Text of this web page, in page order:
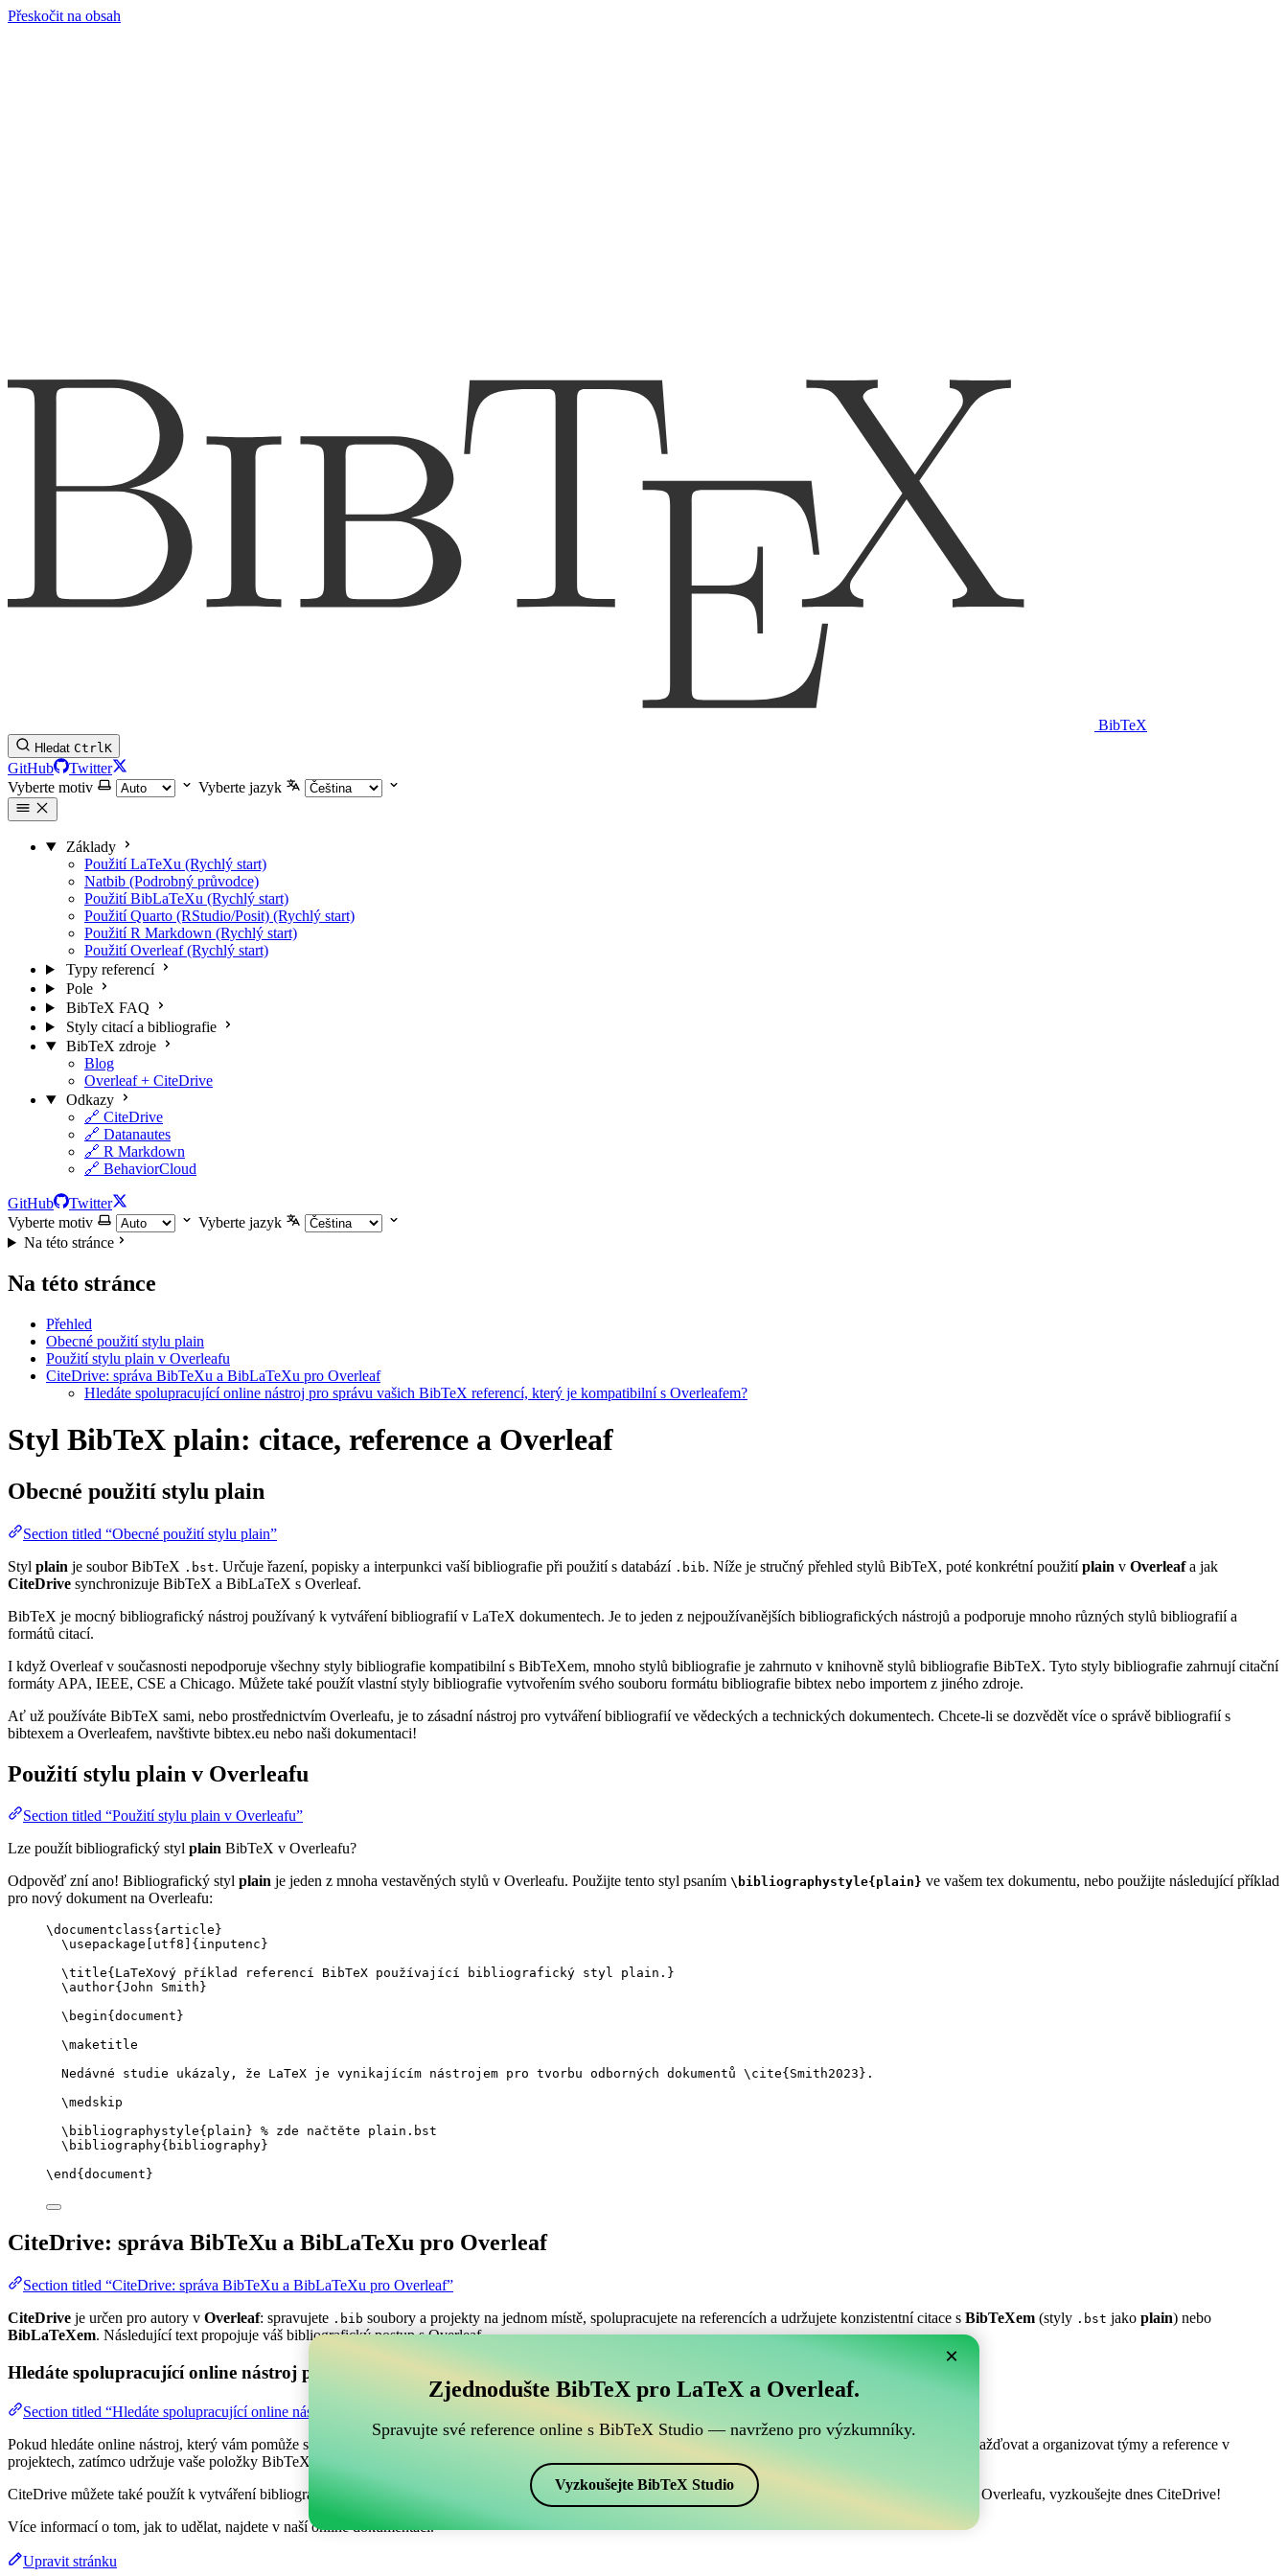
Přeskočit na obsah
BibTeX
Hledat CtrlK
GitHub
Twitter
Vyberte motiv
Vyberte jazyk
Základy
Použití LaTeXu (Rychlý start)
Natbib (Podrobný průvodce)
Použití BibLaTeXu (Rychlý start)
Použití Quarto (RStudio/Posit) (Rychlý start)
Použití R Markdown (Rychlý start)
Použití Overleaf (Rychlý start)
Typy referencí
Pole
BibTeX FAQ
Styly citací a bibliografie
BibTeX zdroje
Blog
Overleaf + CiteDrive
Odkazy
🔗 CiteDrive
🔗 Datanautes
🔗 R Markdown
🔗 BehaviorCloud
GitHub
Twitter
Vyberte motiv
Vyberte jazyk
Na této stránce
Na této stránce
Přehled
Obecné použití stylu plain
Použití stylu plain v Overleafu
CiteDrive: správa BibTeXu a BibLaTeXu pro Overleaf
Hledáte spolupracující online nástroj pro správu vašich BibTeX referencí, který je kompatibilní s Overleafem?
Styl BibTeX plain: citace, reference a Overleaf
Obecné použití stylu plain
Section titled “Obecné použití stylu plain”
Styl plain je soubor BibTeX .bst. Určuje řazení, popisky a interpunkci vaší bibliografie při použití s databází .bib. Níže je stručný přehled stylů BibTeX, poté konkrétní použitíplain v Overleafa jak
CiteDrive synchronizuje BibTeX a BibLaTeX s Overleaf.
BibTeX je mocný bibliografický nástroj používaný k vytváření bibliografií v LaTeX dokumentech. Je to jeden z nejpoužívanějších bibliografických nástrojů a podporuje mnoho různých stylů bibliografií a
formátů citací.
I když Overleaf v současnosti nepodporuje všechny styly bibliografie kompatibilní s BibTeXem, mnoho stylů bibliografie je zahrnuto v knihovně stylů bibliografie BibTeX. Tyto styly bibliografie zahrnují citační
formáty APA, IEEE, CSE a Chicago. Můžete také použít vlastní styly bibliografie vytvořením svého souboru formátu bibliografie bibtex nebo importem z jiného zdroje.
Ať už používáte BibTeX sami, nebo prostřednictvím Overleafu, je to zásadní nástroj pro vytváření bibliografií ve vědeckých a technických dokumentech. Chcete-li se dozvědět více o správě bibliografií s
bibtexem a Overleafem, navštivte bibtex.eu nebo naši dokumentaci!
Použití stylu plain v Overleafu
Section titled “Použití stylu plain v Overleafu”
Lze použít bibliografický styl plain BibTeX v Overleafu?
Odpověď zní ano! Bibliografický styl plain je jeden z mnoha vestavěných stylů v Overleafu. Použijte tento styl psaním \bibliographystyle{plain} ve vašem tex dokumentu, nebo použijte následující příklad
pro nový dokument na Overleafu:
\documentclass{ article }
\usepackage
utf8 ]{ inputenc }
\title{LaTeXový příklad referencí BibTeX používající bibliografický styl plain.}
\author{John Smith}
\begin{ document }
\maketitle
Nedávné studie ukázaly, že LaTeX je vynikajícím nástrojem pro tvorbu odborných dokumentů \cite{ Smith2023 }.
\medskip
\bibliographystyle{plain} % zde načtěte plain.bst
\bibliography{bibliography}
\end { document }
CiteDrive: správa BibTeXu a BibLaTeXu pro Overleaf
Section titled “CiteDrive: správa BibTeXu a BibLaTeXu pro Overleaf”
CiteDrive je určen pro autory v Overleaf: spravujete .bib soubory a projekty na jednom místě, spolupracujete na referencích a udržujete konzistentní citace s BibTeXem (styly .bst jako plain) nebo
BibLaTeXem. Následující text propojuje váš bibliografický postup s Overleaf.
Hledáte spolupracující online nástroj pro správu vašich BibTeX referencí, který je kompatibilní s Overleafem?
Section titled “Hledáte spolupracující online nástroj pro správu vašich BibTeX referencí, který je kompatibilní s Overleafem?”
Pokud hledáte online nástroj, který vám pomůže spravovat vaše reference, citace a bibliografii v Overleafu, CiteDrive může být dokonalý! Umožňuje vám shromažďovat a organizovat týmy a reference v
projektech, zatímco udržuje vaše položky BibTeX aktuální ve vašem projektu Overleafu.
CiteDrive můžete také použít k vytváření bibliografií a citací v různých stylech, včetně plain. Pokud tedy hledáte snadný způsob, jak spravovat vaši bibliografii v Overleafu, vyzkoušejte dnes CiteDrive!
Více informací o tom, jak to udělat, najdete v naší online dokumentaci.
Upravit stránku
×
Zjednodušte BibTeX pro LaTeX a Overleaf.
Spravujte své reference online s BibTeX Studio — navrženo pro výzkumníky.
Vyzkoušejte BibTeX Studio